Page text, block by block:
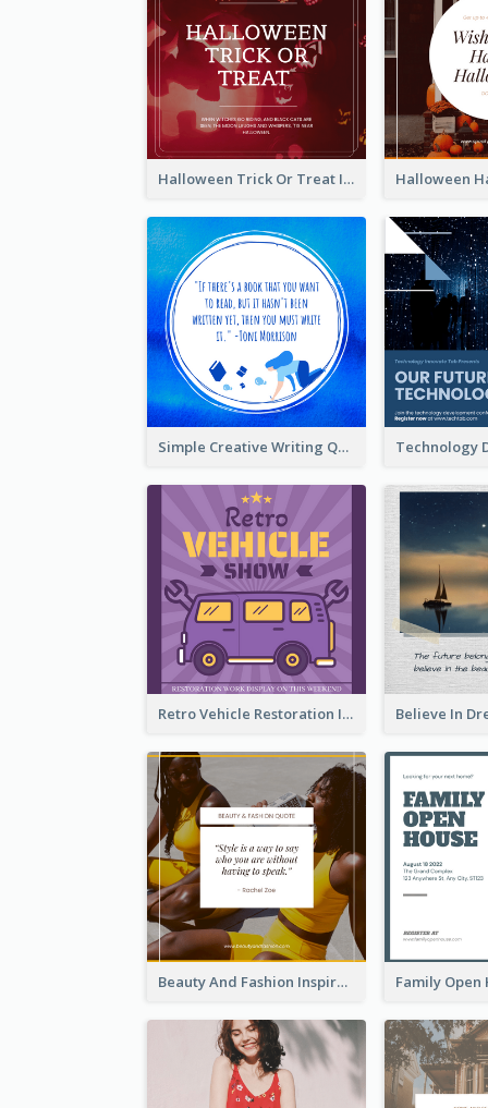
Halloween Trick Or Treat Instagram Post
Simple Creative Writing Quote Instagram Post
Retro Vehicle Restoration Instagram Post
Beauty And Fashion Inspirational Quote Instagram Post